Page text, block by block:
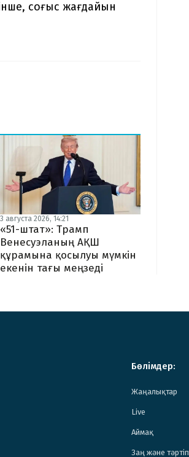
соғыс жағдайын
3 августа 2026, 14:21
«51-штат»: Трамп
Венесуэланың АҚШ
құрамына қосылуы мүмкін
екенін тағы меңзеді
Бөлімдер:
Жаңалықтар
Live
Аймақ
Заң және тәртіп